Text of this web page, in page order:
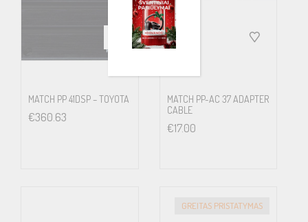
MATCH PP 41DSP – TOYOTA
€360.63
MATCH PP-AC 37 ADAPTER
CABLE
€17.00
GREITAS PRISTATYMAS